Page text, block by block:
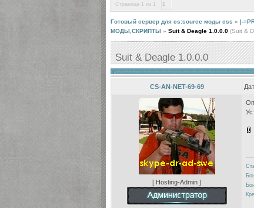
Страница 1 из 1 1
Готовый сервер для cs:source моды css » |-
МОДЫ,СКРИПТЫ » Suit & Deagle 1.0.0.0 (Suit &
Suit & Deagle 1.0.0.0
CS-AN-NET-69-69
[ Hosting-Admin ]